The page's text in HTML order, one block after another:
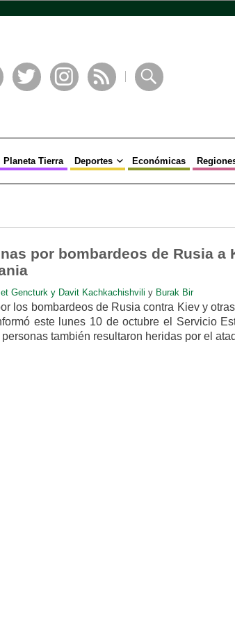
Planeta Tierra Deportes Económicas
por bombardeos de Rusia a
Gencturk y Davit Kachkachishvili y Burak Bir
los bombardeos de Rusia contra Kiev y
este lunes 10 de octubre el Servicio
también resultaron heridas por el